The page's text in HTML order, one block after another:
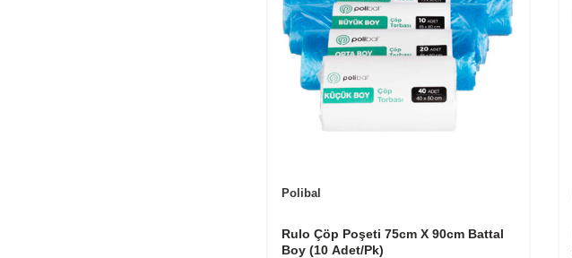
Polibal
Rulo Çöp Poşeti 75cm X 90cm Battal
Boy (10 Adet/Pk)